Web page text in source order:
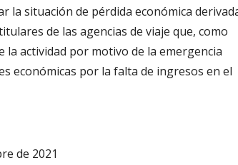
la situación de pérdida económica
de las agencias de viaje que, como
la actividad por motivo de la emergencia
económicas por la falta de ingresos en el
de 2021